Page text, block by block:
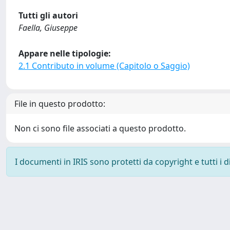
Tutti gli autori
Faella, Giuseppe
Appare nelle tipologie:
2.1 Contributo in volume (Capitolo o Saggio)
File in questo prodotto:
Non ci sono file associati a questo prodotto.
I documenti in IRIS sono protetti da copyright e tutti i